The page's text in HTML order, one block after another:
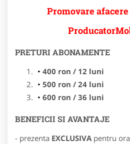
Promovare
PRETURI ABONAMENTE
400 ron / 12 luni
500 ron / 24 luni
600 ron / 36 luni
BENEFICII SI AVANTAJE
- prezenta EXCLUSIVA pentru